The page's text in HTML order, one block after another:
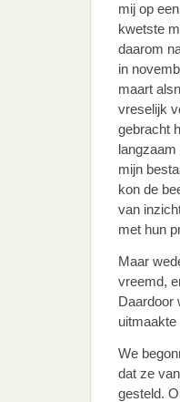
mij op
kwetste
daarom
in
maart
vreselijk
gebracht
mijn
kon de
van
met hun
Maar
vreemd,
Daardoor
uitmaakte
We
dat ze
gesteld.